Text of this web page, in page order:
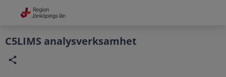
Grade
Portal
C5LIMS analysverksamhet